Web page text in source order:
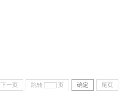
下一页 跳转 页 确定 尾页